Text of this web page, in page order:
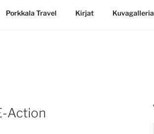
Porkkala Travel Kirjat Kuvagalleria
Action